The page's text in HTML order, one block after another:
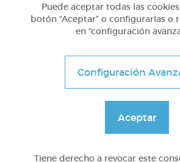
1º Primaria (6-7
Conociendo nuestro
Puede aceptar todas las
botón “Aceptar” o configurarlas o
en “configuración
Configuración
Aceptar
Tiene derecho a revocar este